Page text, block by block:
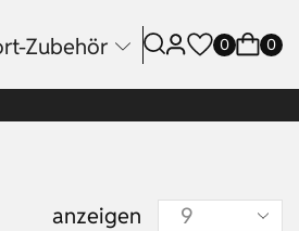
Zubehör 0 0
anzeigen